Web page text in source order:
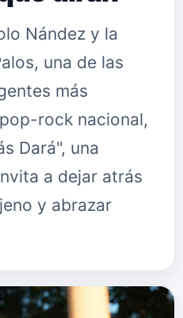
Nández y la
una de las
más
rock nacional,
Dará", una
a dejar atrás
y abrazar